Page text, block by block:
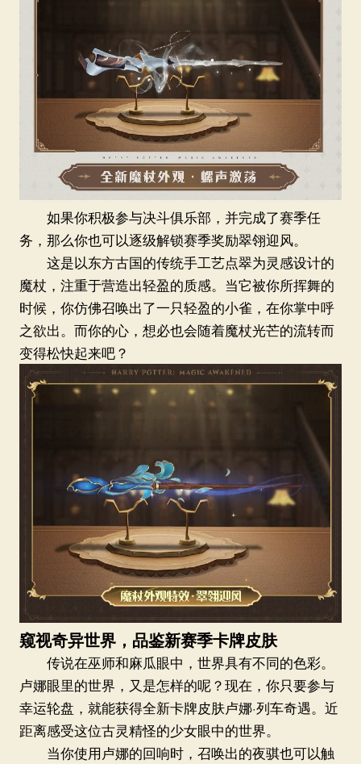
如果你积极参与决斗俱乐部，并完成了赛季任
务，那么你也可以逐级解锁赛季奖励翠翎迎风。
这是以东方古国的传统手工艺点翠为灵感设计的
魔杖，注重于营造出轻盈的质感。当它被你所挥舞的
时候，你仿佛召唤出了一只轻盈的小雀，在你掌中呼
之欲出。而你的心，想必也会随着魔杖光芒的流转而
变得松快起来吧？
窥视奇异世界，品鉴新赛季卡牌皮肤
传说在巫师和麻瓜眼中，世界具有不同的色彩。
卢娜眼里的世界，又是怎样的呢？现在，你只要参与
幸运轮盘，就能获得全新卡牌皮肤卢娜·列车奇遇。近
距离感受这位古灵精怪的少女眼中的世界。
当你使用卢娜的回响时，召唤出的夜骐也可以触
北京群